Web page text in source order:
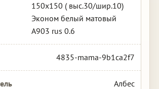
150х150 ( выс.30/шир.10)
Эконом белый матовый
А903 rus 0.6
4835-mama-9b1ca2f7
Албес